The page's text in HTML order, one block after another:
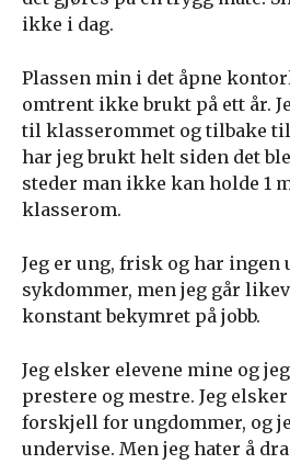
ikke i dag.
Plassen min i det åpne
omtrent ikke brukt på ett år.
til klasserommet og tilbake
har jeg brukt helt siden det
steder man ikke kan holde 1
klasserom.
Jeg er ung, frisk og har ingen
sykdommer, men jeg går
konstant bekymret på jobb.
Jeg elsker elevene mine og
prestere og mestre. Jeg
forskjell for ungdommer, og
undervise. Men jeg hater å dra